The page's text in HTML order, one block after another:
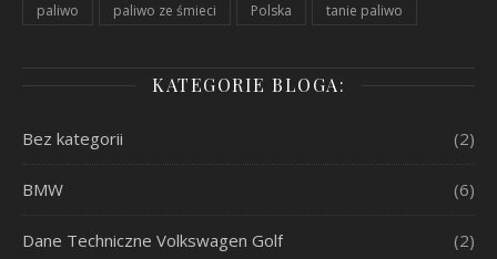
paliwo paliwo ze śmieci Polska tanie paliwo
KATEGORIE BLOGA:
Bez kategorii (2)
BMW (6)
Dane Techniczne Volkswagen Golf (2)